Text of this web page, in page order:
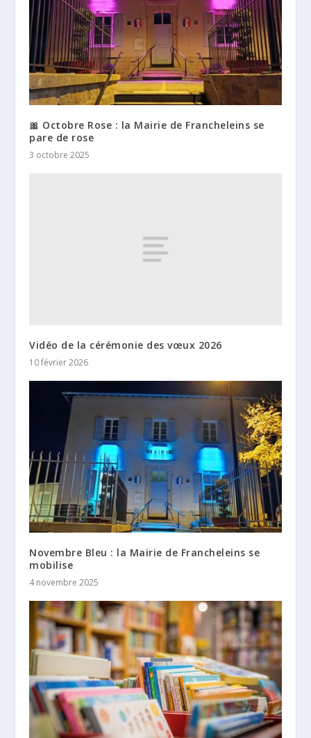
🎀 Octobre Rose : la Mairie de Francheleins se
pare de rose
3 octobre 2025
Vidéo de la cérémonie des vœux 2026
10 février 2026
Novembre Bleu : la Mairie de Francheleins se
mobilise
4 novembre 2025